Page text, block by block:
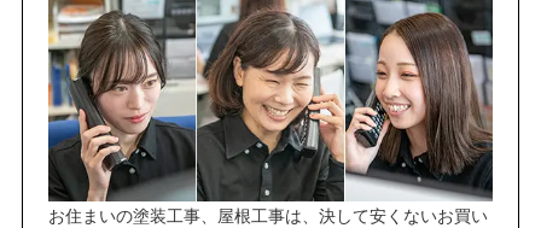
お住まいの塗装工事、屋根工事は、決して安くないお買い